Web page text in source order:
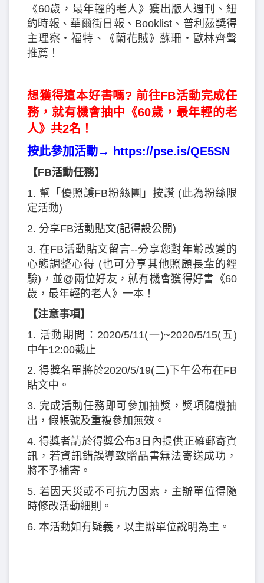
《60歲，最年輕的老人》獲出版人週刊、紐
約時報、華爾街日報、Booklist、普利茲獎得
主理察‧福特、《蘭花賊》蘇珊‧歐林齊聲
推薦！
想獲得這本好書嗎? 前往FB活動完成任
務，就有機會抽中《60歲，最年輕的老
人》共2名！
按此參加活動→
https://pse.is/QE5SN
【FB活動任務】
1. 幫「優照護FB粉絲團」按讚 (此為粉絲限
定活動)
2. 分享FB活動貼文(記得設公開)
3. 在FB活動貼文留言--分享您對年齡改變的
心態調整心得 (也可分享其他照顧長輩的經
驗)，並@兩位好友，就有機會獲得好書《60
歲，最年輕的老人》一本！
【注意事項】
1. 活動期間：2020/5/11(一)~2020/5/15(五)
中午12:00截止
2. 得獎名單將於2020/5/19(二)下午公布在FB
貼文中。
3. 完成活動任務即可參加抽獎，獎項隨機抽
出，假帳號及重複參加無效。
4. 得獎者請於得獎公布3日內提供正確郵寄資
訊，若資訊錯誤導致贈品書無法寄送成功，
將不予補寄。
5. 若因天災或不可抗力因素，主辦單位得隨
時修改活動細則。
6. 本活動如有疑義，以主辦單位說明為主。